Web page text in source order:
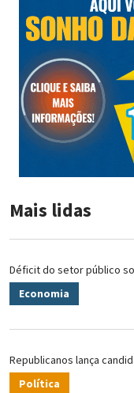
Mais lidas
Déficit do setor público
Economia
Republicanos lança
Política